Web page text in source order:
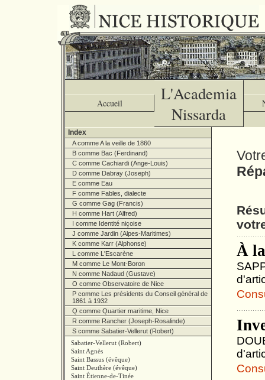
Accueil
L'Academia
Nissarda
Index
A comme A la veille de 1860
B comme Bac (Ferdinand)
C comme Cachiardi (Ange-Louis)
D comme Dabray (Joseph)
E comme Eau
F comme Fables, dialecte
G comme Gag (Francis)
H comme Hart (Alfred)
I comme Identité niçoise
J comme Jardin (Alpes-Maritimes)
K comme Karr (Alphonse)
L comme L'Escarène
M comme Le Mont-Boron
N comme Nadaud (Gustave)
O comme Observatoire de Nice
P comme Les présidents du Conseil général de
1861 à 1932
Q comme Quartier maritime, Nice
R comme Rancher (Joseph-Rosalinde)
S comme Sabatier-Vellerut (Robert)
Sabatier-Vellerut (Robert)
Saint Agnès
Saint Bassus (évêque)
Saint Deuthère (évêque)
Saint Étienne-de-Tinée
À